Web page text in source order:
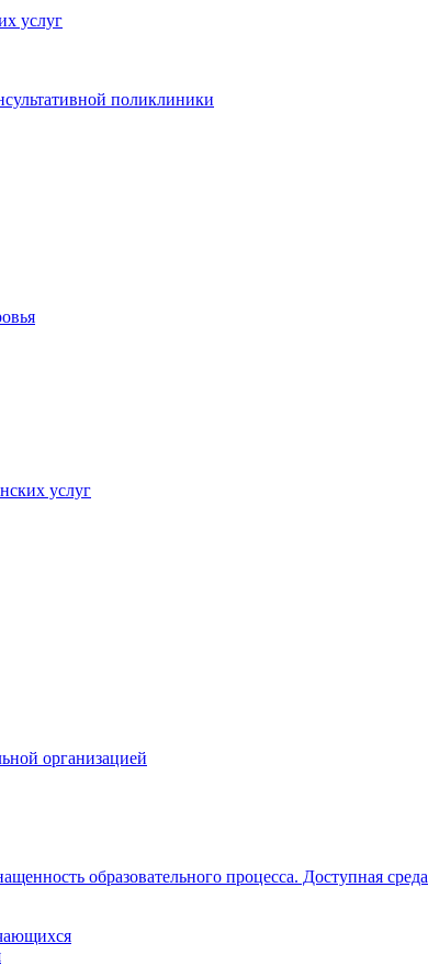
услуг
поликлиники
услуг
организацией
образовательного процесса. Доступная среда